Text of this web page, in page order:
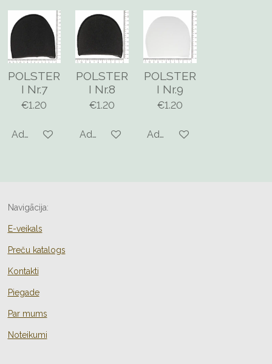
POLSTER
I Nr.7
€1.20
Add to cart
POLSTER
I Nr.8
€1.20
Add to cart
POLSTER
I Nr.9
€1.20
Add to cart
Navigācija:
E-veikals
Preču katalogs
Kontakti
Piegade
Par mums
Noteikumi